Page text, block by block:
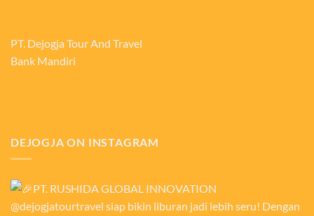
PT. Dejogja Tour And Travel
Bank Mandiri
DEJOGJA ON INSTAGRAM